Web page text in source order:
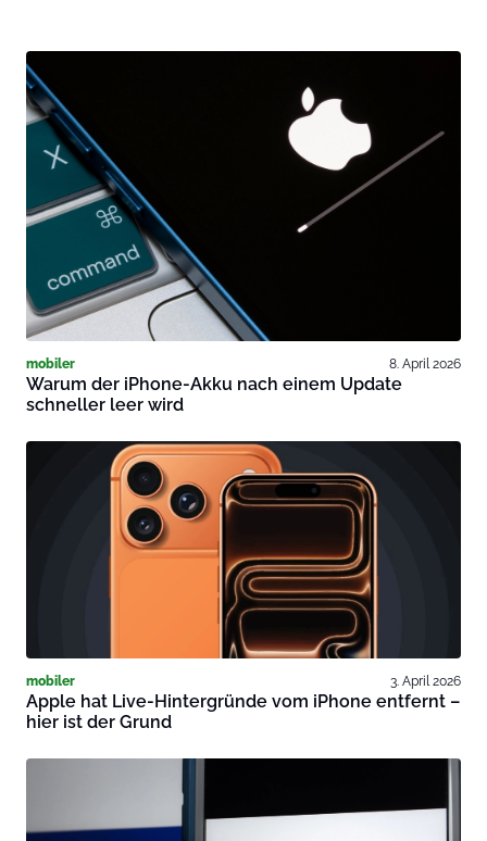
mobiler 8. April 2026
Warum der iPhone-Akku nach einem Update
schneller leer wird
mobiler 3. April 2026
Apple hat Live-Hintergründe vom iPhone entfernt –
hier ist der Grund